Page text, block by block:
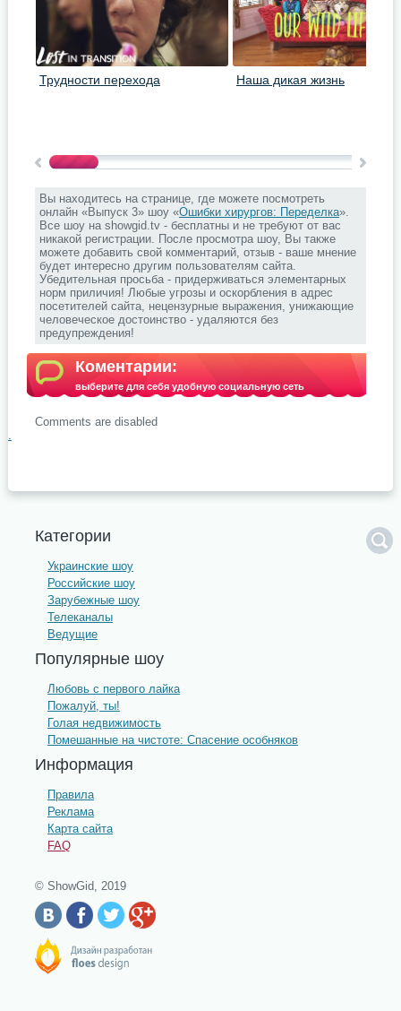
Трудности перехода Наша дикая жизнь
Вы находитесь на странице, где можете посмотреть
онлайн «Выпуск 3» шоу «Ошибки хирургов: Переделка».
Все шоу на showgid.tv - бесплатны и не требуют от вас
никакой регистрации. После просмотра шоу, Вы также
можете добавить свой комментарий, отзыв - ваше мнение
будет интересно другим пользователям сайта.
Убедительная просьба - придерживаться элементарных
норм приличия! Любые угрозы и оскорбления в адрес
посетителей сайта, нецензурные выражения, унижающие
человеческое достоинство - удаляются без
предупреждения!
Коментарии:
выберите для себя удобную социальную сеть
Comments are disabled
.
Категории
Украинские шоу
Российские шоу
Зарубежные шоу
Телеканалы
Ведущие
Популярные шоу
Любовь с первого лайка
Пожалуй, ты!
Голая недвижимость
Помешанные на чистоте: Спасение особняков
Информация
Правила
Реклама
Карта сайта
FAQ
© ShowGid, 2019